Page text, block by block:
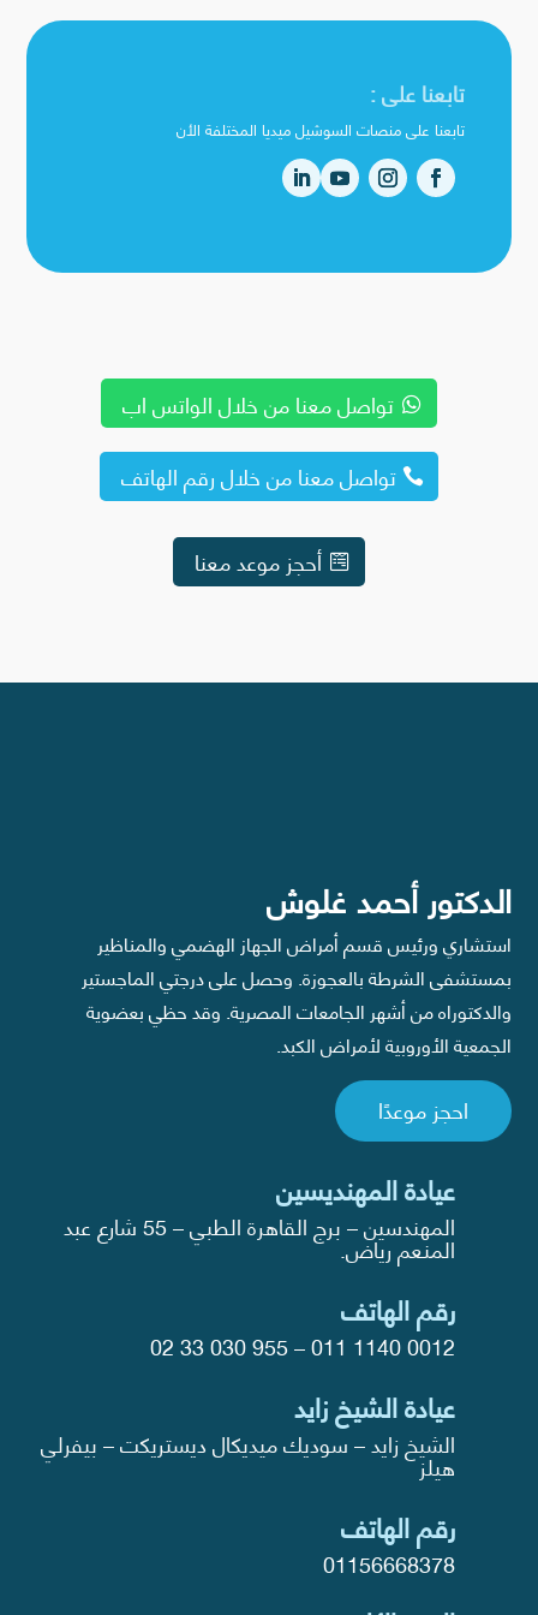
تابعنا على :
تابعنا على منصات السوشيل ميديا المختلفة الأن
تواصل معنا من خلال الواتس اب
تواصل معنا من خلال رقم الهاتف
أحجز موعد معنا
عيادة المهنديسين
المهندسين – برج القاهرة الطبي – 55 شارع عبد
المنعم رياض.
رقم الهاتف
02 33 030 955–011 1140 0012
عيادة الشيخ زايد
هيلز
رقم الهاتف
01156668378
الدكتور أحمد غلوش
استشاري ورئيس قسم أمراض الجهاز الهضمي والمناظير
بمستشفى الشرطة بالعجوزة. وحصل على درجتي الماجستير
والدكتوراه من أشهر الجامعات المصرية. وقد حظي بعضوية
الجمعية الأوروبية لأمراض الكبد.
احجز موعدًا